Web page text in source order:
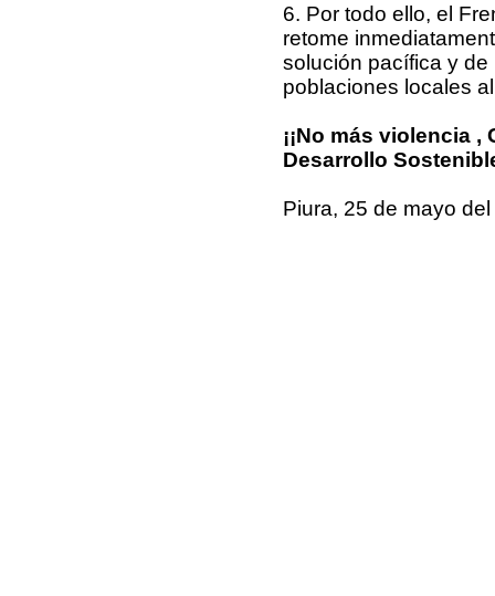
6. Por todo ello, el
retome
solución pacífica y
poblaciones locales
¡¡No más violencia
Desarrollo
Piura, 25 de mayo